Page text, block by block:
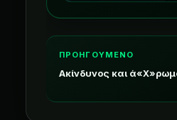
ΠΡΟΗΓΟΥΜΕΝΟ
Ακίνδυνος και